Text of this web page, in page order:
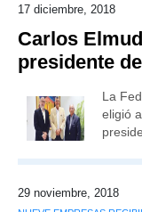
17 diciembre, 2018
Carlos
presidente
La
eligió
29 noviembre, 2018